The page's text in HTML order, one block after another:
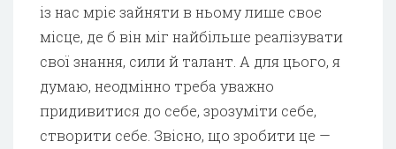
із нас мріє зайняти в ньому лише своє
місце, де б він міг найбільше реалізувати
свої знання, сили й талант. А для цього, я
думаю, неодмінно треба уважно
придивитися до себе, зрозуміти себе,
створити себе. Звісно, що зробити це —